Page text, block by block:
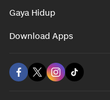
Gaya Hidup
Download Apps